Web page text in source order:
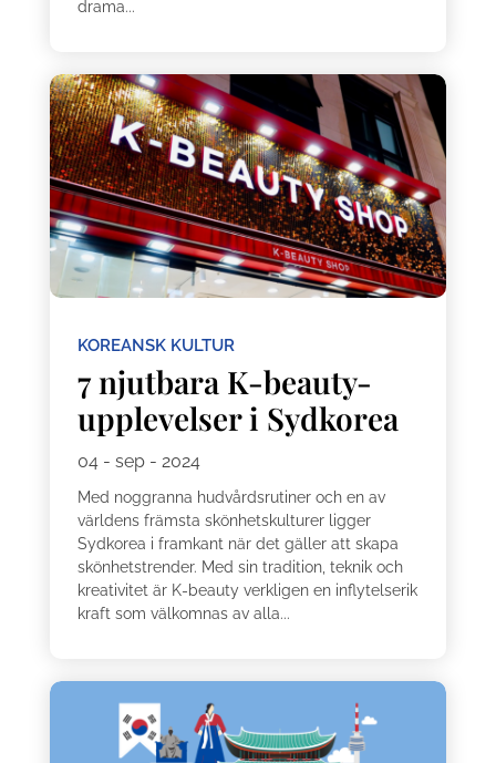
drama...
KOREANSK KULTUR
7 njutbara K-beauty-
upplevelser i Sydkorea
04 - sep - 2024
Med noggranna hudvårdsrutiner och en av
världens främsta skönhetskulturer ligger
Sydkorea i framkant när det gäller att skapa
skönhetstrender. Med sin tradition, teknik och
kreativitet är K-beauty verkligen en inflytelserik
kraft som välkomnas av alla...